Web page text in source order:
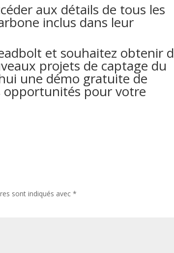
aux détails de tous les
inclus dans leur
et souhaitez obtenir
projets de captage du
une démo gratuite de
opportunités pour votre
sont indiqués avec*